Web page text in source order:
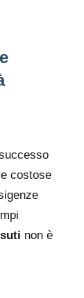
costose
non è